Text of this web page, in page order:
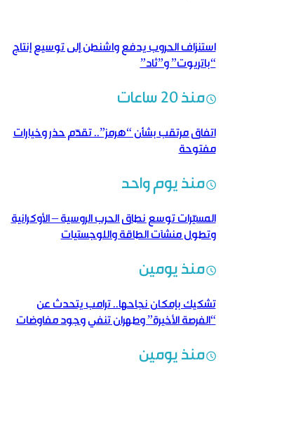
استنزاف الحروب يدفع واشنطن إلى توسيع إنتاج
“باتريوت” و”ثاد”
منذ 20 ساعات
اتفاق مرتقب بشأن “هرمز”.. تقدّم حذر وخيارات
مفتوحة
منذ يوم واحد
المسيّرات توسع نطاق الحرب الروسية – الأوكرانية
وتطول منشآت الطاقة واللوجستيات
منذ يومين
تشكيك بإمكان نجاحها.. ترامب يتحدث عن
“الفرصة الأخيرة” وطهران تنفي وجود مفاوضات
منذ يومين